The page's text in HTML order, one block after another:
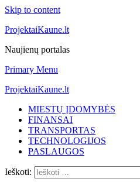
Skip to content
ProjektaiKaune.lt
Naujienų portalas
Primary Menu
ProjektaiKaune.lt
MIESTŲ ĮDOMYBĖS
FINANSAI
TRANSPORTAS
TECHNOLOGIJOS
PASLAUGOS
Ieškoti: